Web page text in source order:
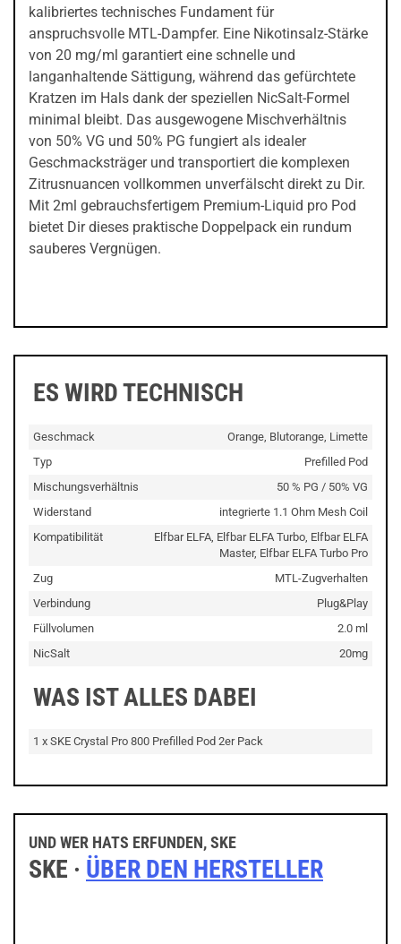
kalibriertes technisches Fundament für
anspruchsvolle MTL-Dampfer. Eine Nikotinsalz-Stärke
von 20 mg/ml garantiert eine schnelle und
langanhaltende Sättigung, während das gefürchtete
Kratzen im Hals dank der speziellen NicSalt-Formel
minimal bleibt. Das ausgewogene Mischverhältnis
von 50% VG und 50% PG fungiert als idealer
Geschmacksträger und transportiert die komplexen
Zitrusnuancen vollkommen unverfälscht direkt zu Dir.
Mit 2ml gebrauchsfertigem Premium-Liquid pro Pod
bietet Dir dieses praktische Doppelpack ein rundum
sauberes Vergnügen.
ES WIRD TECHNISCH
Geschmack
Orange, Blutorange, Limette
Typ
Prefilled Pod
Mischungsverhältnis
50 % PG / 50% VG
Widerstand
integrierte 1.1 Ohm Mesh Coil
Kompatibilität
Elfbar ELFA, Elfbar ELFA Turbo, Elfbar ELFA
Master, Elfbar ELFA Turbo Pro
Zug
MTL-Zugverhalten
Verbindung
Plug&Play
Füllvolumen
2.0 ml
NicSalt
20mg
WAS IST ALLES DABEI
1 x SKE Crystal Pro 800 Prefilled Pod 2er Pack
UND WER HATS ERFUNDEN, SKE
SKE · ÜBER DEN HERSTELLER